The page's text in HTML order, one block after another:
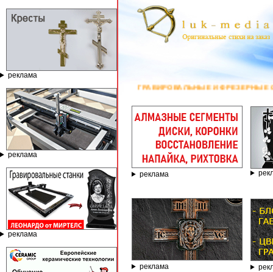
реклама
реклама
реклама
ГРАВИРОВАЛЬНЫЕ И ФРЕЗЕРНЫЕ СТАНКИ ПО КАМНЮ
реклама
реклама